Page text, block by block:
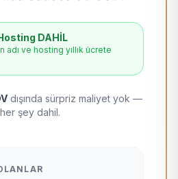
DAHİL
adı ve hosting yıllık ücrete
dışında sürpriz maliyet yok —
her şey dahil.